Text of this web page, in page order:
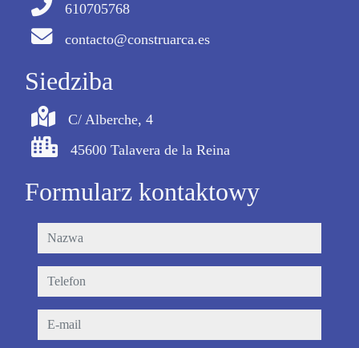
610705768
contacto@construarca.es
Siedziba
C/ Alberche, 4
45600 Talavera de la Reina
Formularz kontaktowy
nazwa
telefon
e-mail